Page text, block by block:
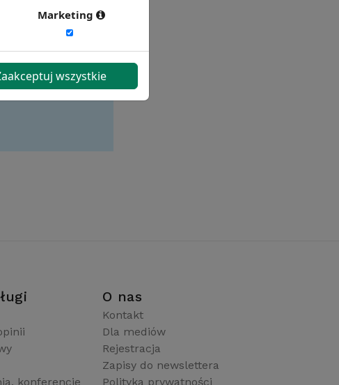
konferencje
O nas
Kontakt
Dla mediów
Rejestracja
Zapisy do newslettera
Polityka prywatności
Marketing
wszystkie